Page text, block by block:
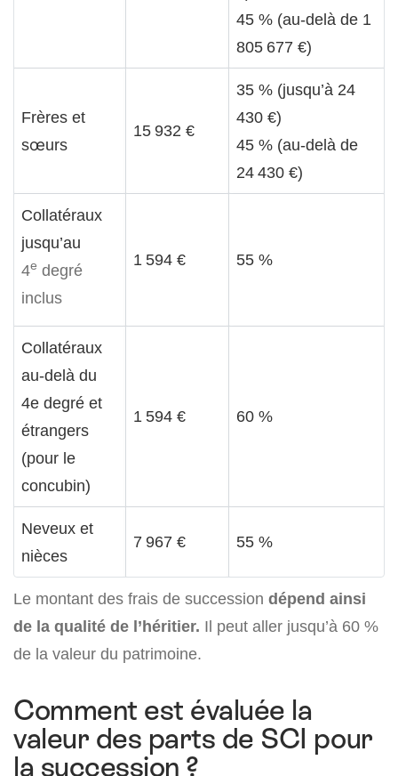
45 % (au-delà de 1
805 677 €)
Frères et
sœurs
15 932 €
35 % (jusqu’à 24
430 €)
45 % (au-delà de
24 430 €)
Collatéraux
jusqu’au
4e degré
inclus
1 594 € 55 %
Collatéraux
au-delà du
4e degré et
étrangers
(pour le
concubin)
1 594 € 60 %
Neveux et
nièces
7 967 € 55 %
Le montant des frais de succession dépend ainsi
de la qualité de l’héritier. Il peut aller jusqu’à 60 %
de la valeur du patrimoine.
Comment est évaluée la
valeur des parts de SCI pour
la succession ?